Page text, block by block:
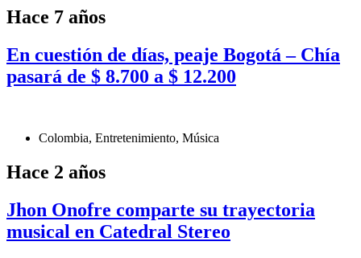
Hace 7 años
En cuestión de días, peaje Bogotá – Chía
pasará de $ 8.700 a $ 12.200
Colombia, Entretenimiento, Música
Hace 2 años
Jhon Onofre comparte su trayectoria
musical en Catedral Stereo